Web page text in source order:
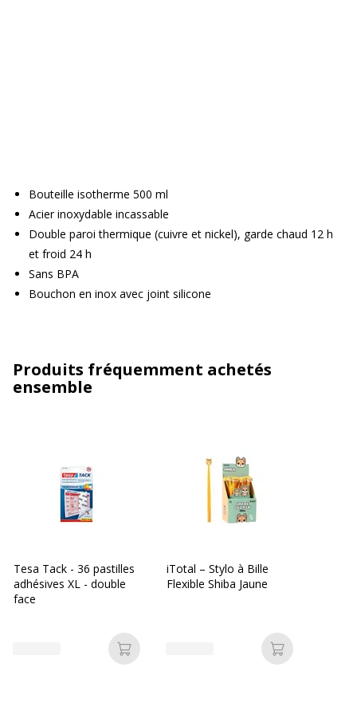
Bouteille isotherme 500 ml
Acier inoxydable incassable
Double paroi thermique (cuivre et nickel), garde chaud 12 h
et froid 24 h
Sans BPA
Bouchon en inox avec joint silicone
Produits fréquemment achetés
ensemble
Tesa Tack - 36 pastilles
adhésives XL - double
face
Ajouter au panier
iTotal – Stylo à Bille
Flexible Shiba Jaune
Ajouter au